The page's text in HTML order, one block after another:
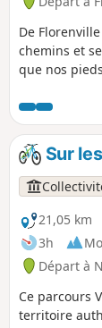
De
chemins et
que nos
forestier
Sur
21,05 km
3h
Départ à
Ce parcours
territoire